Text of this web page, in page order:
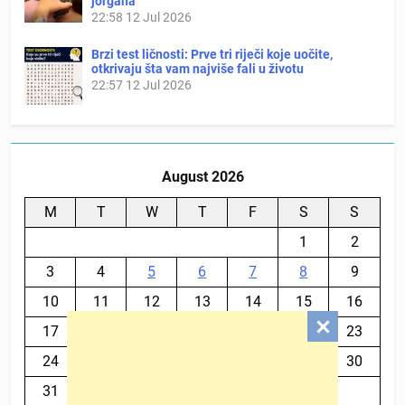
22:58 12 Jul 2026
Brzi test ličnosti: Prve tri riječi koje uočite,
otkrivaju šta vam najviše fali u životu
22:57 12 Jul 2026
August 2026
M T W T F S
S
1
2
3
4 5 6 7 8
9
10
11 12 13 14 15
16
17
23
24
30
31